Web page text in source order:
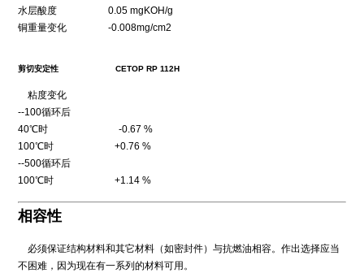
水层酸度 0.05 mgKOH/g
铜重量变化 -0.008mg/cm2
剪切安定性 CETOP RP 112H
粘度变化
--100循环后
40℃时 -0.67 %
100℃时 +0.76 %
--500循环后
100℃时 +1.14 %
相容性
必须保证结构材料和其它材料（如密封件）与抗燃油相容。作出选择应当
不困难，因为现在有一系列的材料可用。